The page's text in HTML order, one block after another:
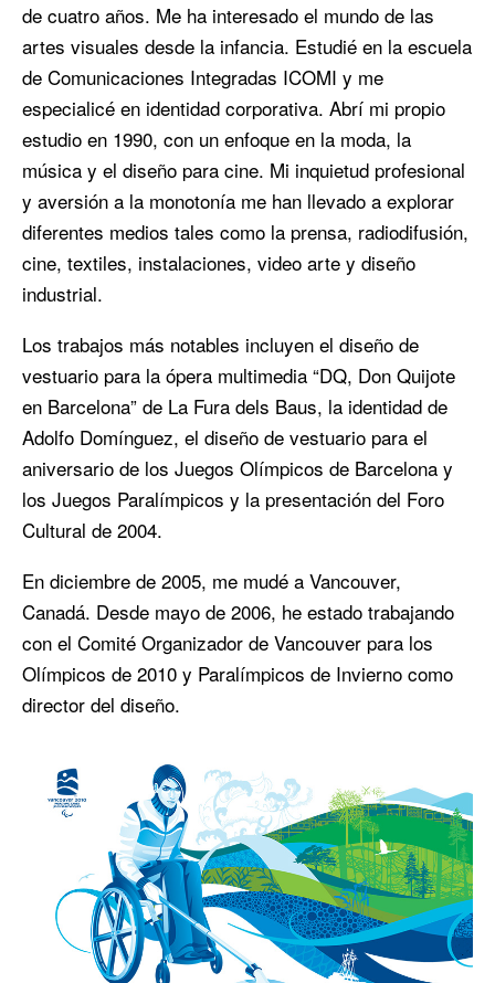
de cuatro años. Me ha interesado el mundo de las
artes visuales desde la infancia. Estudié en la escuela
de Comunicaciones Integradas ICOMI y me
especialicé en identidad corporativa. Abrí mi propio
estudio en 1990, con un enfoque en la moda, la
música y el diseño para cine. Mi inquietud profesional
y aversión a la monotonía me han llevado a explorar
diferentes medios tales como la prensa, radiodifusión,
cine, textiles, instalaciones, video arte y diseño
industrial.
Los trabajos más notables incluyen el diseño de
vestuario para la ópera multimedia “DQ, Don Quijote
en Barcelona” de La Fura dels Baus, la identidad de
Adolfo Domínguez, el diseño de vestuario para el
aniversario de los Juegos Olímpicos de Barcelona y
los Juegos Paralímpicos y la presentación del Foro
Cultural de 2004.
En diciembre de 2005, me mudé a Vancouver,
Canadá. Desde mayo de 2006, he estado trabajando
con el Comité Organizador de Vancouver para los
Olímpicos de 2010 y Paralímpicos de Invierno como
director del diseño.